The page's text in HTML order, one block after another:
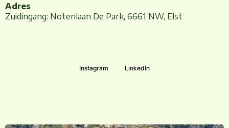
Adres
Zuidingang: Notenlaan De Park, 6661 NW, Elst
Instagram LinkedIn